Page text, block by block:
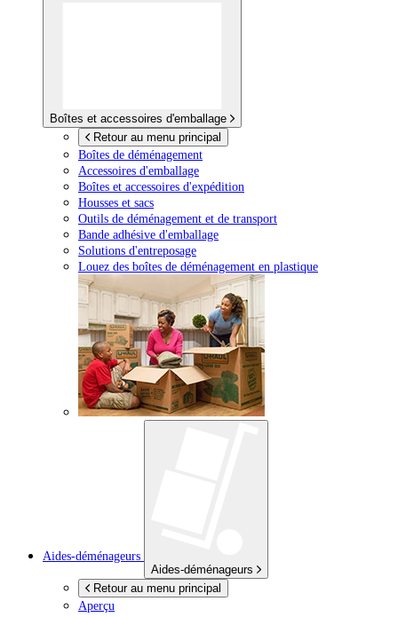
Boîtes et accessoires d'emballage
Retour au menu principal
Boîtes de déménagement
Accessoires d'emballage
Boîtes et accessoires d'expédition
Housses et sacs
Outils de déménagement et de transport
Bande adhésive d'emballage
Solutions d'entreposage
Louez des boîtes de déménagement en plastique
Aides-déménageurs
Aides-déménageurs
Retour au menu principal
Aperçu